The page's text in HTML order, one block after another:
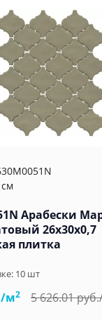
Арабески
26x30x0,7
плитка
10 шт
м2 5 626.01